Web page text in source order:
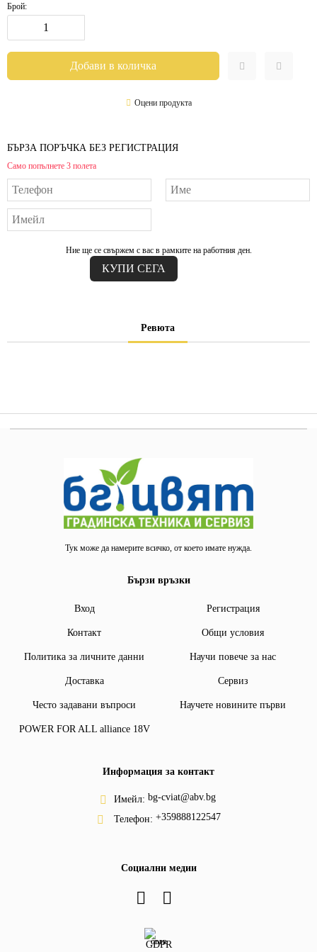
Брой:
Оцени продукта
БЪРЗА ПОРЪЧКА БЕЗ РЕГИСТРАЦИЯ
Само попълнете 3 полета
Ние ще се свържем с вас в рамките на работния ден.
Ревюта
Тук може да намерите всичко, от което имате нужда.
Бързи връзки
Вход Регистрация
Контакт Общи условия
Политика за личните данни Научи повече за нас
Доставка Сервиз
Често задавани въпроси Научете новините първи
POWER FOR ALL alliance 18V
Информация за контакт
Имейл: bg-cviat@abv.bg
Телефон: +359888122547
Социални медии
GDPR